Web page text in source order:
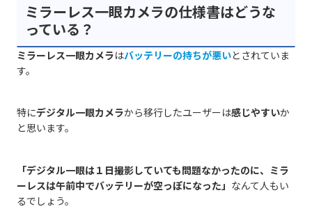
ミラーレス一眼カメラの仕様書はどうな
っている？
ミラーレス一眼カメラはバッテリーの持ちが悪いとされていま
す。
特にデジタル一眼カメラから移行したユーザーは感じやすいか
と思います。
「デジタル一眼は１日撮影していても問題なかったのに、ミラ
ーレスは午前中でバッテリーが空っぽになった」 なんて人もい
るでしょう。